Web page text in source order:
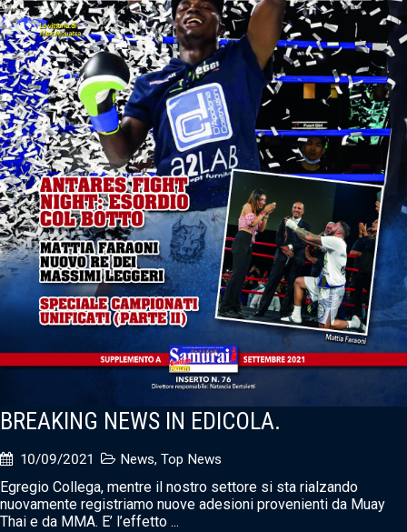
BREAKING NEWS IN EDICOLA.
10/09/2021 News, Top News
Egregio Collega, mentre il nostro settore si sta rialzando
nuovamente registriamo nuove adesioni provenienti da Muay
Thai e da MMA. E’ l’effetto ...